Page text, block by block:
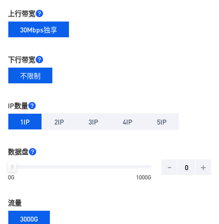
上行带宽
30Mbps独享
下行带宽
不限制
IP数量
1IP
2IP 3IP 4IP 5IP
数据盘
0G 1000G
- +
流量
3000G